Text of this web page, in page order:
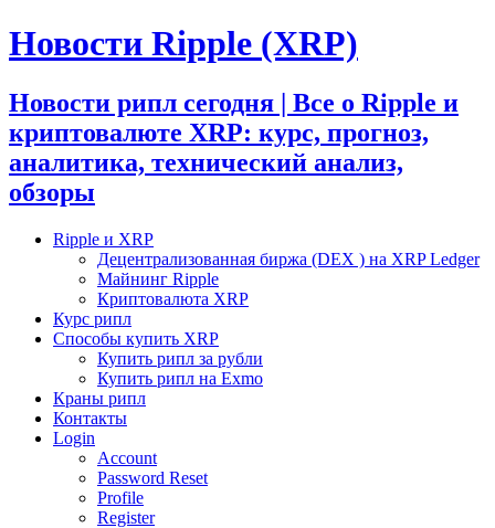
Новости Ripple (XRP)
Новости рипл сегодня | Все о Ripple и
криптовалюте XRP: курс, прогноз,
аналитика, технический анализ,
обзоры
Ripple и XRP
Децентрализованная биржа (DEX ) на XRP Ledger
Майнинг Ripple
Криптовалюта XRP
Курс рипл
Способы купить XRP
Купить рипл за рубли
Купить рипл на Exmo
Краны рипл
Контакты
Login
Account
Password Reset
Profile
Register